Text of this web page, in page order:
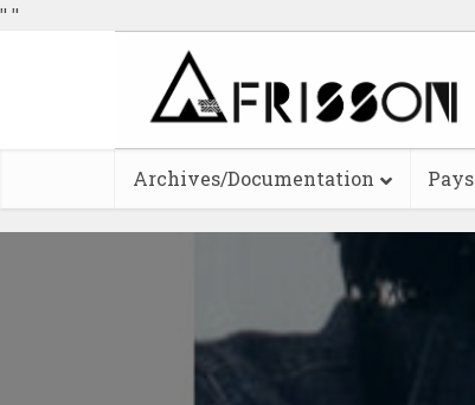
" "
Archives/Documentation Pays